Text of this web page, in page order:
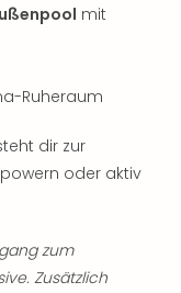
mit
Ruheraum
dir zur
oder aktiv
zum
Zusätzlich